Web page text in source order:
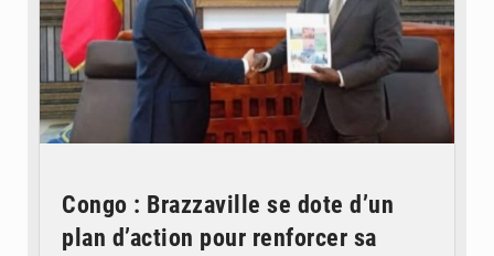
Congo : Brazzaville se dote d’un
plan d’action pour renforcer sa